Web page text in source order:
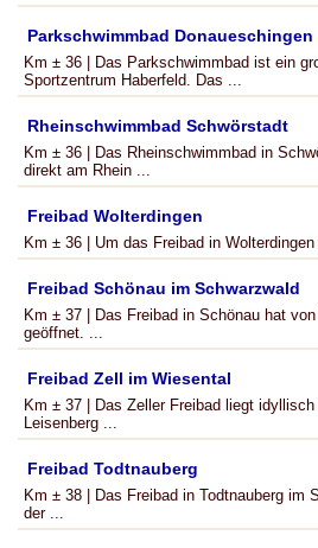
Parkschwimmbad Donaueschingen
Km ± 36 | Das Parkschwimmbad ist ein
Sportzentrum Haberfeld. Das ...
Rheinschwimmbad Schwörstadt
Km ± 36 | Das Rheinschwimmbad in
direkt am Rhein ...
Freibad Wolterdingen
Km ± 36 | Um das Freibad in
Freibad Schönau im Schwarzwald
Km ± 37 | Das Freibad in Schönau hat
geöffnet. ...
Freibad Zell im Wiesental
Km ± 37 | Das Zeller Freibad liegt
Leisenberg ...
Freibad Todtnauberg
Km ± 38 | Das Freibad in Todtnauberg im
der ...